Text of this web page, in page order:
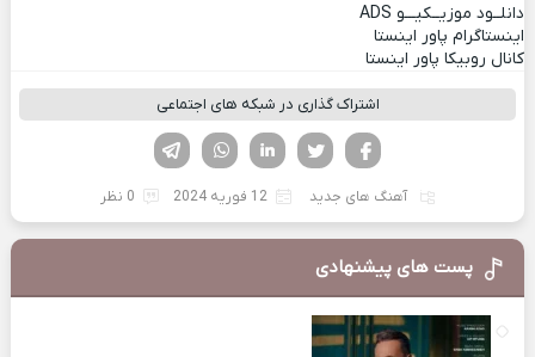
دانلــود موزیــکیـــو ADS
اینستاگرام پاور اینستا
کانال روبیکا پاور اینستا
اشتراک گذاری در شبکه های اجتماعی
لینکدین تویتر
فیسوک
آهنگ های جدید 12 فوریه 2024 0 نظر
پست های پیشنهادی